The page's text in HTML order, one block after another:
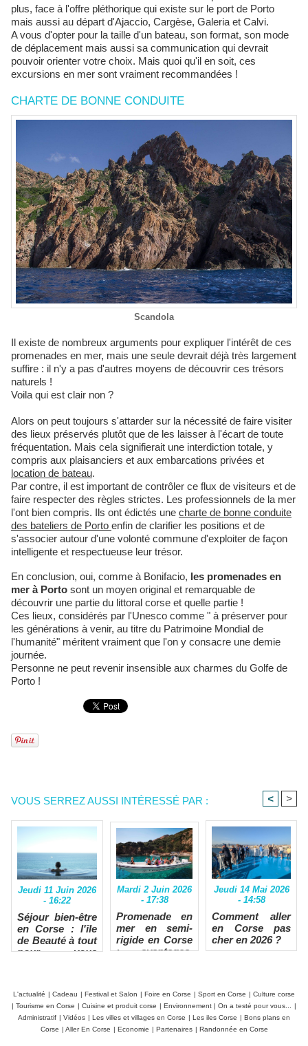
plus, face à l'offre pléthorique qui existe sur le port de Porto
mais aussi au départ d'Ajaccio, Cargèse, Galeria et Calvi.
A vous d'opter pour la taille d'un bateau, son format, son mode
de déplacement mais aussi sa communication qui devrait
pouvoir orienter votre choix. Mais quoi qu'il en soit, ces
excursions en mer sont vraiment recommandées !
CHARTE DE BONNE CONDUITE
Scandola
Il existe de nombreux arguments pour expliquer l'intérêt de ces
promenades en mer, mais une seule devrait déjà très largement
suffire : il n'y a pas d'autres moyens de découvrir ces trésors
naturels !
Voila qui est clair non ?
Alors on peut toujours s'attarder sur la nécessité de faire visiter
des lieux préservés plutôt que de les laisser à l'écart de toute
fréquentation. Mais cela signifierait une interdiction totale, y
compris aux plaisanciers et aux embarcations privées et
location de bateau.
Par contre, il est important de contrôler ce flux de visiteurs et de
faire respecter des règles strictes. Les professionnels de la mer
l'ont bien compris. Ils ont édictés une charte de bonne conduite
des bateliers de Porto enfin de clarifier les positions et de
s'associer autour d'une volonté commune d'exploiter de façon
intelligente et respectueuse leur trésor.
En conclusion, oui, comme à Bonifacio, les promenades en
mer à Porto sont un moyen original et remarquable de
découvrir une partie du littoral corse et quelle partie !
Ces lieux, considérés par l'Unesco comme " à préserver pour
les générations à venir, au titre du Patrimoine Mondial de
l'humanité" méritent vraiment que l'on y consacre une demie
journée.
Personne ne peut revenir insensible aux charmes du Golfe de
Porto !
VOUS SERREZ AUSSI INTÉRESSÉ PAR : < >
Jeudi 11 Juin 2026
- 16:22
Séjour bien-être
en Corse : l'île
de Beauté à tout
pour vous
Mardi 2 Juin 2026
- 17:38
Promenade en
mer en semi-
rigide en Corse
: avantages,
Jeudi 14 Mai 2026
- 14:58
Comment aller
en Corse pas
cher en 2026 ?
L'actualité | Cadeau | Festival et Salon | Foire en Corse | Sport en Corse | Culture corse
| Tourisme en Corse | Cuisine et produit corse | Environnement | On a testé pour vous... |
Administratif | Vidéos | Les villes et villages en Corse | Les iles Corse | Bons plans en
Corse | Aller En Corse | Economie | Partenaires | Randonnée en Corse